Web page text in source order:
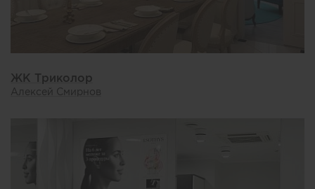
ЖК Триколор
Алексей Смирнов